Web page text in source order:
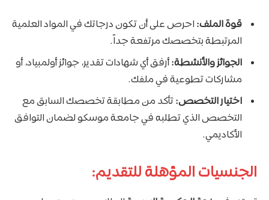
قوة الملف: احرص على أن تكون درجاتك في المواد العلمية
المرتبطة بتخصصك مرتفعة جداً.
الجوائز والأنشطة:أرفق أي شهادات تقدير، جوائز أولمبياد، أو
مشاركات تطوعية في ملفك.
اختيار التخصص:تأكد من مطابقة تخصصك السابق مع
التخصص الذي تطلبه في جامعة موسكو لضمان التوافق
الأكاديمي.
الجنسيات المؤهلة للتقديم: